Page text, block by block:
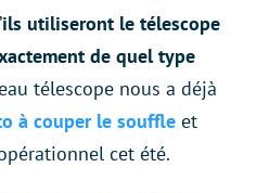
ils utiliseront le télescope
de quel type
télescope nous a déjà
à couper le souffle et
cet été.